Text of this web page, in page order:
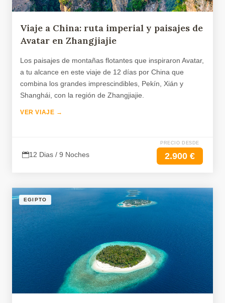
Viaje a China: ruta imperial y paisajes de
Avatar en Zhangjiajie
Los paisajes de montañas flotantes que inspiraron Avatar,
a tu alcance en este viaje de 12 días por China que
combina los grandes imprescindibles, Pekín, Xián y
Shanghái, con la región de Zhangjiajie.
VER VIAJE →
12 Dias / 9 Noches
PRECIO DESDE
2.900 €
EGIPTO